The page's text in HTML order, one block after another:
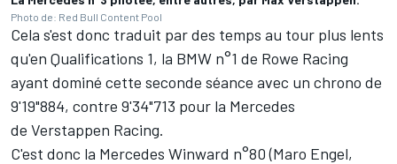
Photo de: Red Bull Content Pool
Cela s'est donc traduit par des temps au tour plus lents
qu'en Qualifications 1, la BMW n°1 de Rowe Racing
ayant dominé cette seconde séance avec un chrono de
9'19"884, contre 9'34"713 pour la Mercedes
de Verstappen Racing.
C'est donc la Mercedes Winward n°80 (Maro Engel,